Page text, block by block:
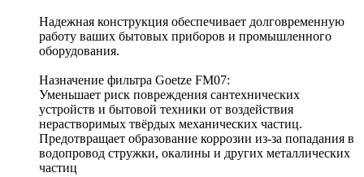
Надежная конструкция обеспечивает долговременную
работу ваших бытовых приборов и промышленного
оборудования.
Назначение фильтра Goetze FM07:
Уменьшает риск повреждения сантехнических
устройств и бытовой техники от воздействия
нерастворимых твёрдых механических частиц.
Предотвращает образование коррозии из-за попадания в
водопровод стружки, окалины и других металлических
частиц